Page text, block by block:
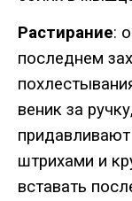
Растирание:
последнем
веник за ручку,
придавливают
штрихами и
вставать